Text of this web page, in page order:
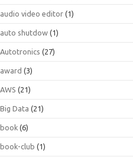
audio video editor (1)
auto shutdow (1)
Autotronics (27)
award (3)
AWS (21)
Big Data (21)
book (6)
book-club (1)